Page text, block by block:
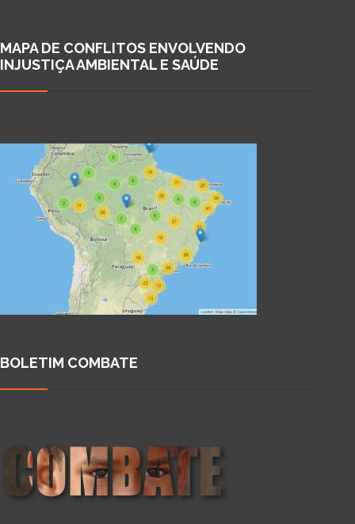
MAPA DE CONFLITOS ENVOLVENDO
INJUSTIÇA AMBIENTAL E SAÚDE
BOLETIM COMBATE